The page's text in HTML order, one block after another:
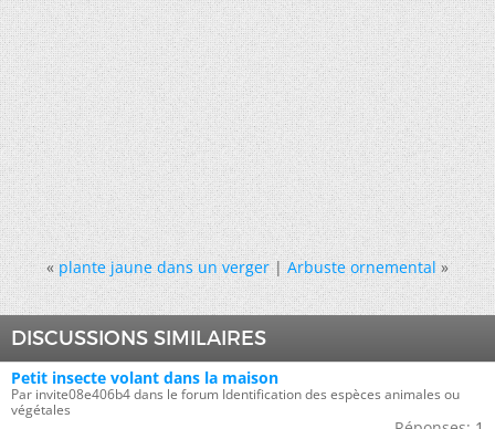
« plante jaune dans un verger|Arbuste ornemental »
DISCUSSIONS SIMILAIRES
Petit insecte volant dans la maison
Par invite08e406b4 dans le forum Identification des espèces animales ou
végétales